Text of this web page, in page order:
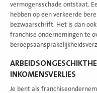
vermogensschade ontstaat.
hebben op een verkeerde
bezwaarschrift. Het is dan
franchise ondernemingen te
INKOMENSVERLIES
Je bent als